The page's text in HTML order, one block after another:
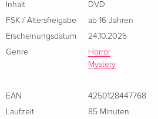
Inhalt
DVD
FSK / Altersfreigabe
ab 16 Jahren
Erscheinungsdatum
24.10.2025
Genre
Horror
Mystery
EAN
4250128447768
Laufzeit
85 Minuten